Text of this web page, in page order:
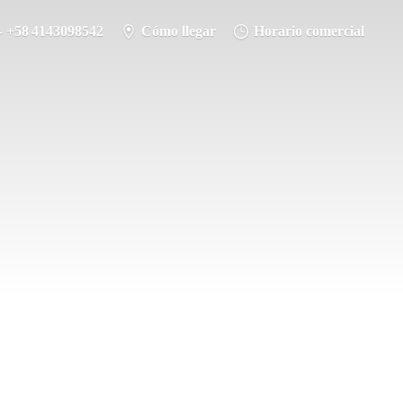
+58 4143098542 Cómo llegar Horario comercial